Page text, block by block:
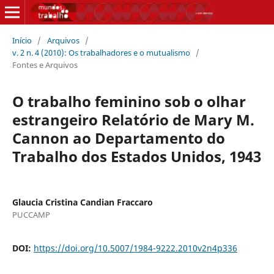
Início / Arquivos /
v. 2 n. 4 (2010): Os trabalhadores e o mutualismo /
Fontes e Arquivos
O trabalho feminino sob o olhar
estrangeiro Relatório de Mary M.
Cannon ao Departamento do
Trabalho dos Estados Unidos, 1943
Glaucia Cristina Candian Fraccaro
PUCCAMP
DOI: https://doi.org/10.5007/1984-9222.2010v2n4p336